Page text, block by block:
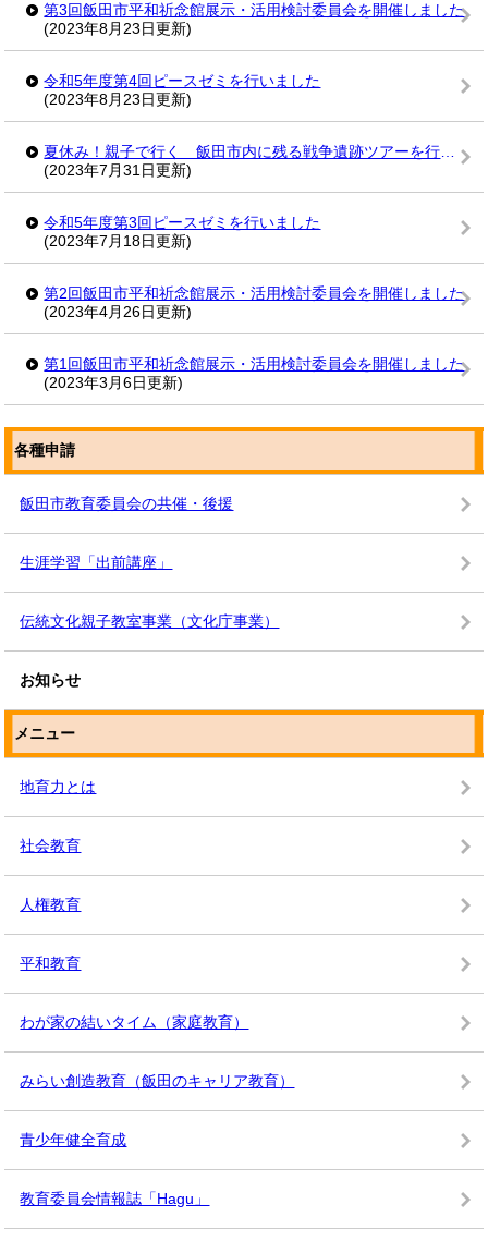
第3回飯田市平和祈念館展示・活用検討委員会を開催しました
(2023年8月23日更新)
令和5年度第4回ピースゼミを行いました
(2023年8月23日更新)
(2023年7月31日更新)
令和5年度第3回ピースゼミを行いました
(2023年7月18日更新)
第2回飯田市平和祈念館展示・活用検討委員会を開催しました
(2023年4月26日更新)
第1回飯田市平和祈念館展示・活用検討委員会を開催しました
(2023年3月6日更新)
各種申請
飯田市教育委員会の共催・後援
生涯学習「出前講座」
伝統文化親子教室事業（文化庁事業）
お知らせ
メニュー
地育力とは
社会教育
人権教育
平和教育
わが家の結いタイム（家庭教育）
みらい創造教育（飯田のキャリア教育）
青少年健全育成
教育委員会情報誌「Hagu」